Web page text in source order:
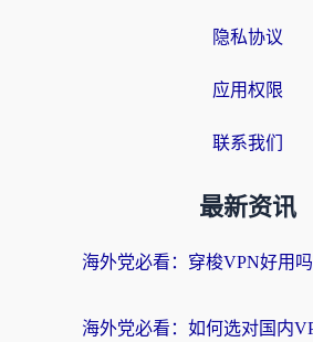
隐私协议
应用权限
联系我们
最新资讯